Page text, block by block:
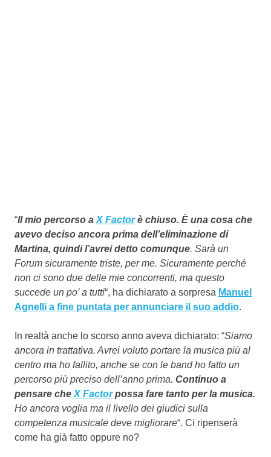
“Il mio percorso a X Factorè chiuso. È una cosa che
avevo deciso ancora prima dell’eliminazione di
Martina, quindi l’avrei detto comunque. Sarà un
Forum sicuramente triste, per me. Sicuramente perché
non ci sono due delle mie concorrenti, ma questo
succede un po’ a tutti“, ha dichiarato a sorpresa Manuel
Agnelli a fine puntata per annunciare il suo addio.
In realtà anche lo scorso anno aveva dichiarato: “Siamo
ancora in trattativa. Avrei voluto portare la musica più al
centro ma ho fallito, anche se con le band ho fatto un
percorso più preciso dell’anno prima. Continuo a
pensare che X Factorpossa fare tanto per la musica.
Ho ancora voglia ma il livello dei giudici sulla
competenza musicale deve migliorare“. Ci ripenserà
come ha già fatto oppure no?